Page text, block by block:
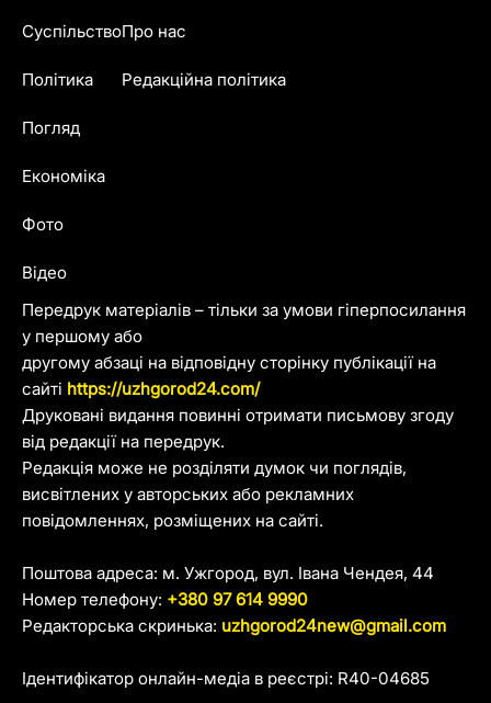
Передрук матеріалів – тільки за умови гіперпосилання
у першому або
другому абзаці на відповідну сторінку публікації на
сайті https://uzhgorod24.com/
Друковані видання повинні отримати письмову згоду
від редакції на передрук.
Редакція може не розділяти думок чи поглядів,
висвітлених у авторських або рекламних
повідомленнях, розміщених на сайті.
Поштова адреса: м. Ужгород, вул. Івана Чендея, 44
Номер телефону: +380 97 614 9990
Редакторська скринька: uzhgorod24new@gmail.com
Ідентифікатор онлайн-медіа в реєстрі: R40-04685
Суспільство
Політика
Погляд
Економіка
Фото
Відео
Про нас
Редакційна політика